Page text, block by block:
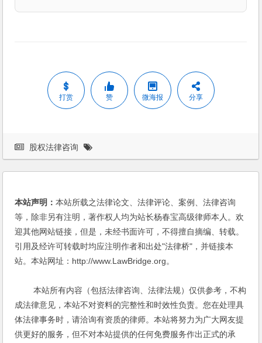
打赏 赞 微海报 分享
股权法律咨询
本站声明：本站所载之法律论文、法律评论、案例、法律咨询
等，除非另有注明，著作权人均为站长杨春宝高级律师本人。欢
迎其他网站链接，但是，未经书面许可，不得擅自摘编、转载。
引用及经许可转载时均应注明作者和出处"法律桥"，并链接本
站。本站网址：http://www.LawBridge.org。
本站所有内容（包括法律咨询、法律法规）仅供参考，不构
成法律意见，本站不对资料的完整性和时效性负责。您在处理具
体法律事务时，请洽询有资质的律师。本站将努力为广大网友提
供更好的服务，但不对本站提供的任何免费服务作出正式的承